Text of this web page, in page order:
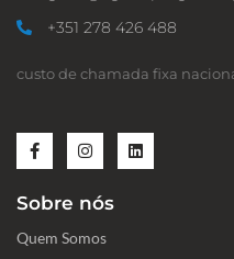
+351 278 426 488
custo de chamada fixa
F
a
c
b
o
I
n
s
a
r
L
i
n
Sobre nós
Quem Somos